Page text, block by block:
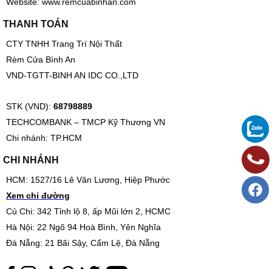
Hotline: 0933 621 293 Zalo/Viber
Email:sales@binhanhometex.com
Website:www.remcuabinhan.com
CTY TNHH Trang Trí Nội Thất
Rèm Cửa Bình An
VND-TGTT-BINH AN IDC CO.,LTD
STK (VND):68798889
TECHCOMBANK – TMCP Kỹ Thương VN
Chi nhánh: TP.HCM
HCM: 1527/16 Lê Văn Lương, Hiệp Phước